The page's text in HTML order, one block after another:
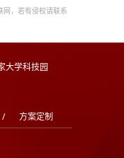
网，若有侵权请联系
大学科技园
/ 方案定制